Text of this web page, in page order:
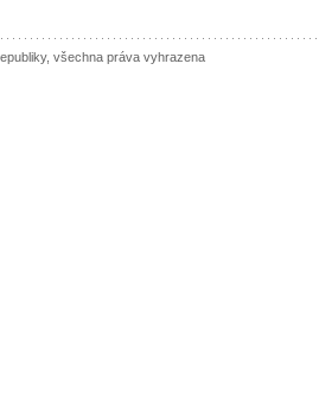
všechna práva vyhrazena